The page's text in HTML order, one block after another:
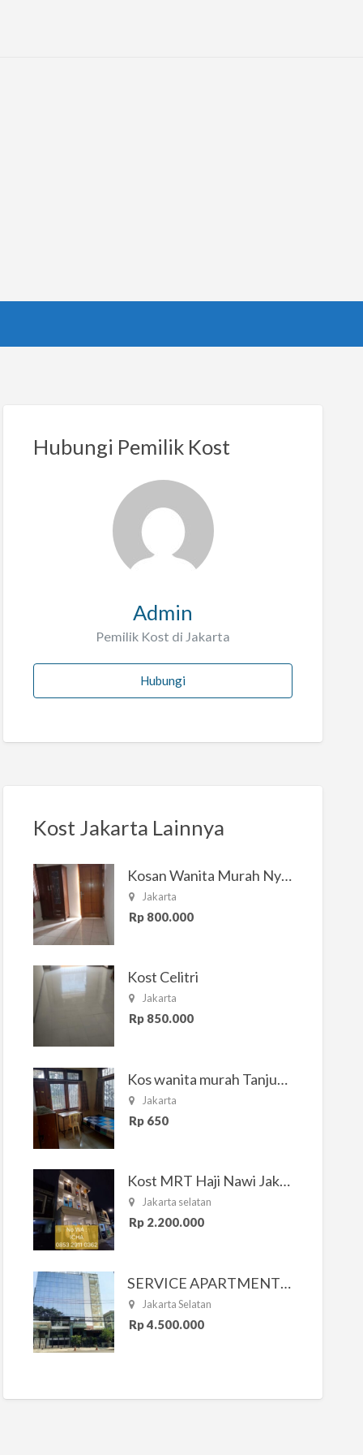
Hubungi Pemilik Kost
Admin
Pemilik Kost di Jakarta
Hubungi
Kost Jakarta Lainnya
Kosan Wanita Murah Nyaman di Jakarta Selatan
Jakarta
Rp 800.000
Kost Celitri
Jakarta
Rp 850.000
Kos wanita murah Tanjung Duren Jakarta Barat
Jakarta
Rp 650
Kost MRT Haji Nawi Jakarta Selatan
Jakarta selatan
Rp 2.200.000
SERVICE APARTMENT SOUTH RESIDENCE
Jakarta Selatan
Rp 4.500.000